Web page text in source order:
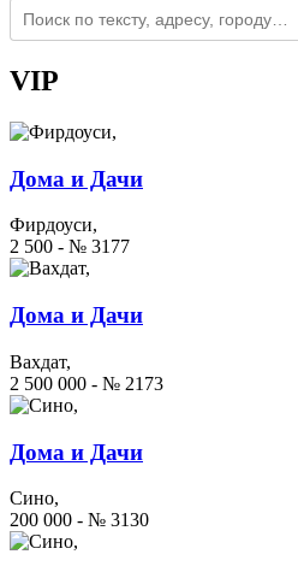
VIP
Дома и Дачи
Фирдоуси,
2 500 - № 3177
Дома и Дачи
Вахдат,
2 500 000 - № 2173
Дома и Дачи
Сино,
200 000 - № 3130